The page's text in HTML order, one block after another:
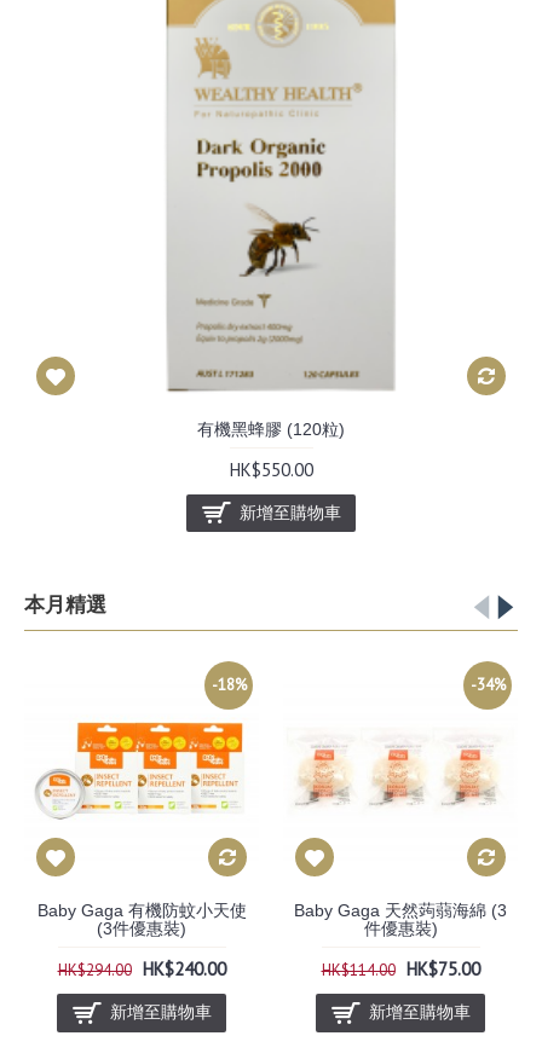
有機黑蜂膠 (120粒)
HK$550.00
新增至購物車
本月精選
-18%
Baby Gaga 有機防蚊小天使
(3件優惠裝)
HK$294.00 HK$240.00
新增至購物車
-34%
Baby Gaga 天然蒟蒻海綿 (3
件優惠裝)
HK$114.00 HK$75.00
新增至購物車